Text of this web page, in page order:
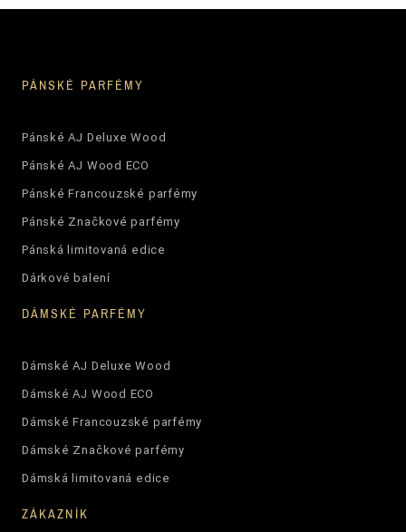
PÁNSKÉ PARFÉMY
Pánské AJ Deluxe Wood
Pánské AJ Wood ECO
Pánské Francouzské parfémy
Pánské Značkové parfémy
Pánská limitovaná edice
Dárkové balení
DÁMSKÉ PARFÉMY
Dámské AJ Deluxe Wood
Dámské AJ Wood ECO
Dámské Francouzské parfémy
Dámské Značkové parfémy
Dámská limitovaná edice
ZÁKAZNÍK